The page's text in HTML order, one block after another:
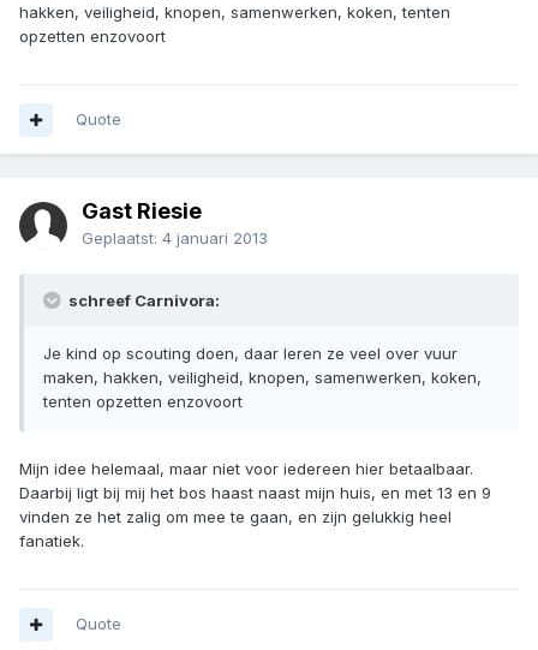
hakken, veiligheid, knopen, samenwerken, koken, tenten
opzetten enzovoort
Quote
Gast Riesie
Geplaatst: 4 januari 2013
schreef Carnivora:
Je kind op scouting doen, daar leren ze veel over vuur
maken, hakken, veiligheid, knopen, samenwerken, koken,
tenten opzetten enzovoort
Mijn idee helemaal, maar niet voor iedereen hier betaalbaar.
Daarbij ligt bij mij het bos haast naast mijn huis, en met 13 en 9
vinden ze het zalig om mee te gaan, en zijn gelukkig heel
fanatiek.
Quote